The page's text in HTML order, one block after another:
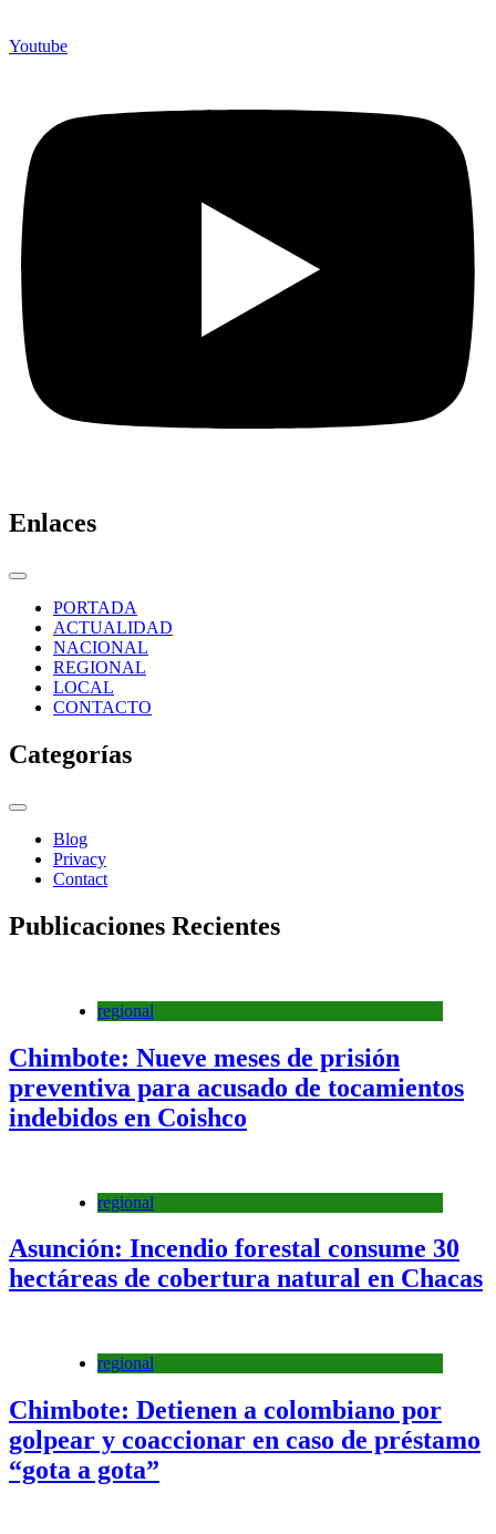
Youtube
Enlaces
PORTADA
ACTUALIDAD
NACIONAL
REGIONAL
LOCAL
CONTACTO
Categorías
Blog
Privacy
Contact
Publicaciones Recientes
regional
Chimbote: Nueve meses de prisión
preventiva para acusado de tocamientos
indebidos en Coishco
regional
Asunción: Incendio forestal consume 30
hectáreas de cobertura natural en Chacas
regional
Chimbote: Detienen a colombiano por
golpear y coaccionar en caso de préstamo
“gota a gota”